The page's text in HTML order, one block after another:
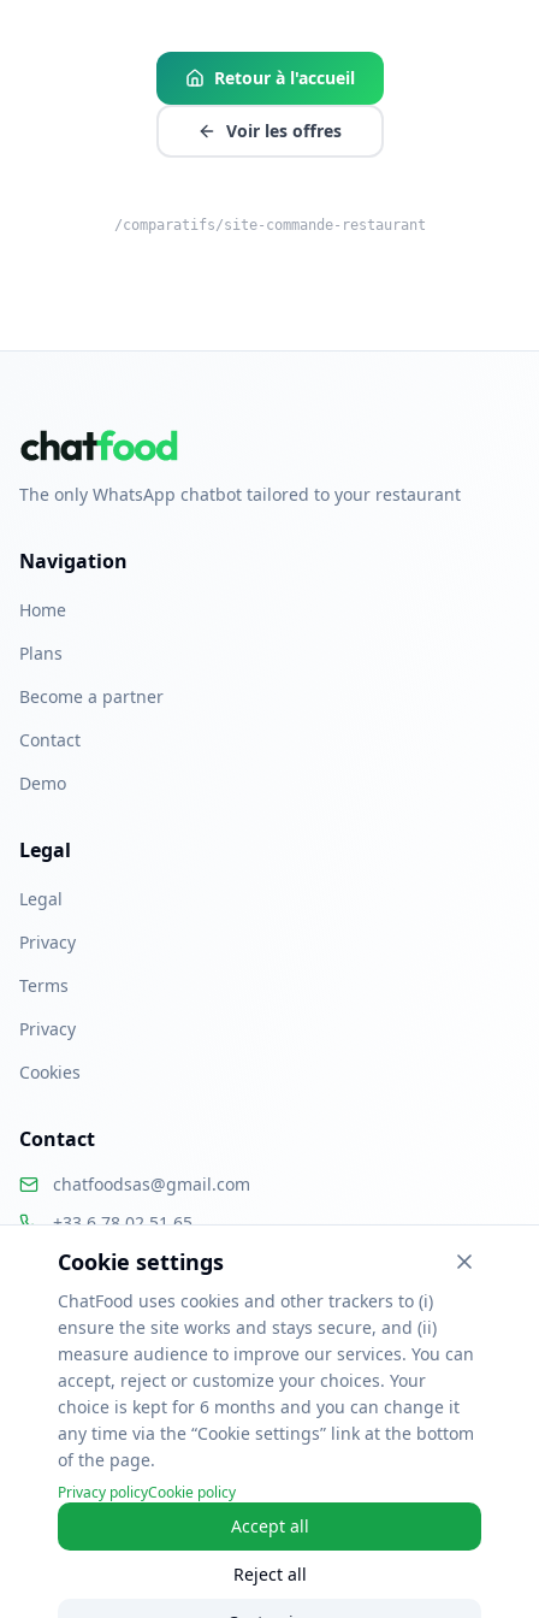
Cookie settings
ChatFood uses cookies and other trackers to (i)
ensure the site works and stays secure, and (ii)
measure audience to improve our services. You can
accept, reject or customize your choices. Your
choice is kept for 6 months and you can change it
any time via the “Cookie settings” link at the bottom
of the page.
Privacy policyCookie policy
Accept all
Reject all
Retour à l'accueil
Voir les offres
/comparatifs/site-commande-restaurant
The only WhatsApp chatbot tailored to your restaurant
Navigation
Home
Plans
Become a partner
Contact
Demo
Legal
Legal
Privacy
Terms
Privacy
Cookies
Contact
chatfoodsas@gmail.com
+33 6 78 02 51 65
Paris, France
Ressources
Alternatives Uber Eats & DeliverooLogiciel de commande restaurant
Click & collect restaurant Menu QR codeLogiciel pizzeriaLogiciel food truck
Logiciel traiteurFidélisation client
Commande en ligne par ville
ChatFood.All rights reserved.